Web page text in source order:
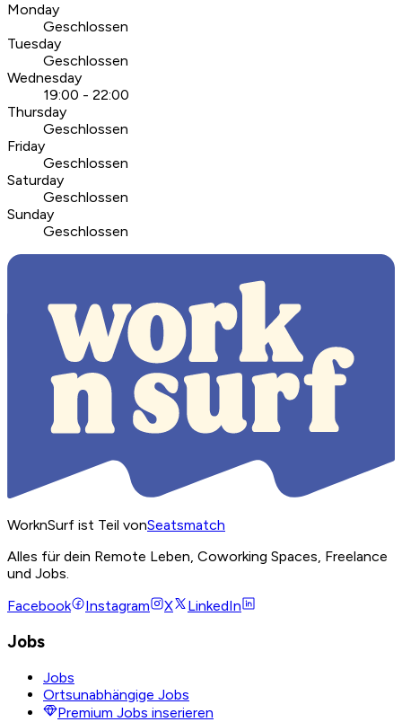
Monday
Geschlossen
Tuesday
Geschlossen
Wednesday
19:00 - 22:00
Thursday
Geschlossen
Friday
Geschlossen
Saturday
Geschlossen
Sunday
Geschlossen
WorknSurf ist Teil vonSeatsmatch
Alles für dein Remote Leben, Coworking Spaces, Freelance
und Jobs.
Facebook
Instagram X LinkedIn
Jobs
Jobs
Ortsunabhängige Jobs
Premium Jobs inserieren